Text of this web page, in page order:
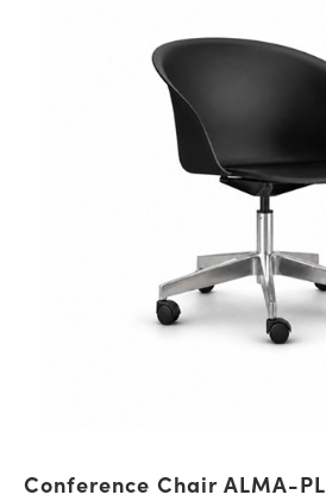
Conference Chair ALMA-PL